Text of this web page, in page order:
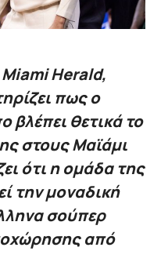
Herald,
πως ο
βλέπει θετικά το
στους Μαϊάμι
ότι η ομάδα της
την μοναδική
σούπερ
από